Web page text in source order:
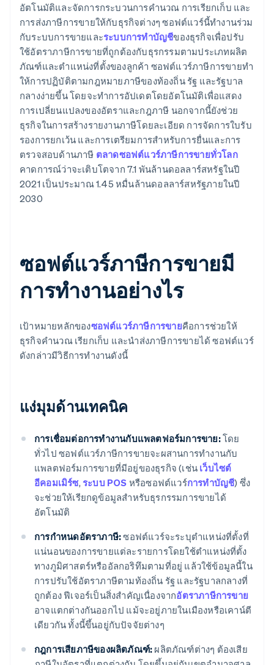
อัตโนมัติและจัดการกระบวนการคํานวณ การเรียกเก็บ และ
การส่งภาษีการขายให้กับธุรกิจต่างๆ ซอฟต์แวร์นี้ทํางานร่วม
กับระบบการขายและระบบการทําบัญชีของธุรกิจเพื่อปรับ
ใช้อัตราภาษีการขายที่ถูกต้องกับธุรกรรมตามประเภทผลิต
ภัณฑ์และตําแหน่งที่ตั้งของลูกค้า ซอฟต์แวร์ภาษีการขายทํา
ให้การปฏิบัติตามกฎหมายภาษีของท้องถิ่น รัฐ และรัฐบาล
กลางง่ายขึ้น โดยจะทำการอัปเดตโดยอัตโนมัติเพื่อแสดง
การเปลี่ยนแปลงของอัตราและกฎภาษี นอกจากนี้ยังช่วย
ธุรกิจในการสร้างรายงานภาษีโดยละเอียด การจัดการใบรับ
รองการยกเว้น และการเตรียมการสําหรับการยื่นและการ
ตรวจสอบด้านภาษี ตลาดซอฟต์แวร์ภาษีการขายทั่วโลก
คาดการณ์ว่าจะเติบโตจาก 7.1 พันล้านดอลลาร์สหรัฐในปี
2021 เป็นประมาณ 1.45 หมื่นล้านดอลลาร์สหรัฐภายในปี
2030
ซอฟต์แวร์ภาษีการขายมี
การทํางานอย่างไร
เป้าหมายหลักของซอฟต์แวร์ภาษีการขายคือการช่วยให้
ธุรกิจคํานวณ เรียกเก็บ และนําส่งภาษีการขายได้ ซอฟต์แวร์
ดังกล่าวมีวิธีการทํางานดังนี้
แง่มุมด้านเทคนิค
การเชื่อมต่อการทํางานกับแพลตฟอร์มการขาย:โดย
ทั่วไป ซอฟต์แวร์ภาษีการขายจะผสานการทํางานกับ
แพลตฟอร์มการขายที่มีอยู่ของธุรกิจ (เช่น เว็บไซต์
อีคอมเมิร์ซ,ระบบ POS หรือซอฟต์แวร์การทําบัญชี) ซึ่ง
จะช่วยให้เรียกดูข้อมูลสําหรับธุรกรรมการขายได้
อัตโนมัติ
การกําหนดอัตราภาษี:ซอฟต์แวร์จะระบุตําแหน่งที่ตั้งที่
แน่นอนของการขายแต่ละรายการโดยใช้ตําแหน่งที่ตั้ง
ทางภูมิศาสตร์หรืออัลกอริทึมตามที่อยู่ แล้วใช้ข้อมูลนี้ใน
การปรับใช้อัตราภาษีตามท้องถิ่น รัฐ และรัฐบาลกลางที่
ถูกต้อง ฟีเจอร์เป็นสิ่งสําคัญเนื่องจากอัตราภาษีการขาย
อาจแตกต่างกันออกไป แม้จะอยู่ภายในเมืองหรือเคาน์ตี
เดียวกัน ทั้งนี้ขึ้นอยู่กับปัจจัยต่างๆ
กฎการเสียภาษีของผลิตภัณฑ์: ผลิตภัณฑ์ต่างๆ ต้องเสีย